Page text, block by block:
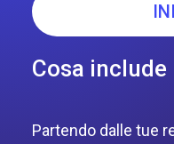
Cosa include
Partendo dalle tue